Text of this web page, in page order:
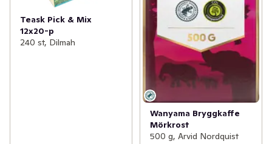
Teask Pick & Mix
12x20-p
240 st, Dilmah
Wanyama Bryggkaffe
Mörkrost
500 g, Arvid Nordquist